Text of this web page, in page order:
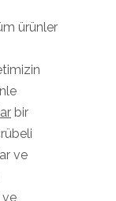
ürünler
bir
ve
ve